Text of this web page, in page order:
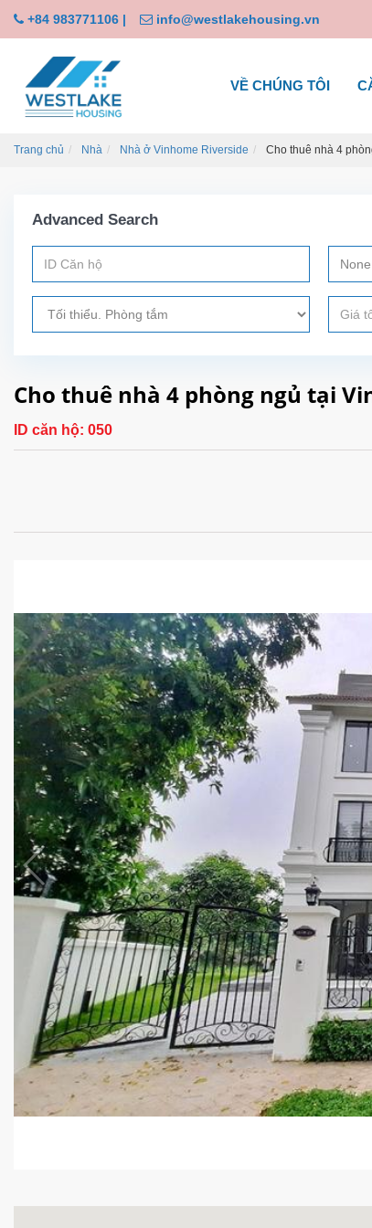
+84 983771106 | info@westlakehousing.vn
VỀ CHÚNG TÔI
Trang chủ Nhà Nhà ở Vinhome Riverside Cho thuê nhà 4
Advanced Search
Cho thuê nhà 4 phòng ngủ tại
ID căn hộ: 050